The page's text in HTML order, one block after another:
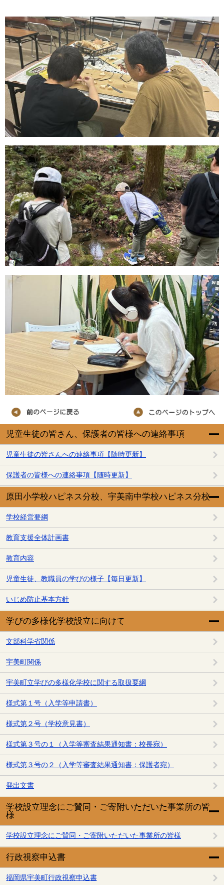
児童生徒の皆さん、保護者の皆様への連絡事項
児童生徒の皆さんへの連絡事項【随時更新】
保護者の皆様への連絡事項【随時更新】
原田小学校ハピネス分校、宇美南中学校ハピネス分校
学校経営要綱
教育支援全体計画書
教育内容
児童生徒、教職員の学びの様子【毎日更新】
いじめ防止基本方針
学びの多様化学校設立に向けて
文部科学省関係
宇美町関係
宇美町立学びの多様化学校に関する取扱要綱
様式第１号（入学等申請書）
様式第２号（学校意見書）
様式第３号の１（入学等審査結果通知書：校長宛）
様式第３号の２（入学等審査結果通知書：保護者宛）
発出文書
学校設立理念にご賛同・ご寄附いただいた事業所の皆
様
学校設立理念にご賛同・ご寄附いただいた事業所の皆様
行政視察申込書
福岡県宇美町行政視察申込書